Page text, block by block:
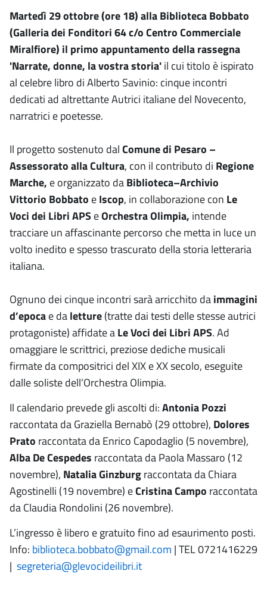
Martedì 29 ottobre (ore 18) alla Biblioteca Bobbato
(Galleria dei Fonditori 64 c/o Centro Commerciale
Miralfiore) il primo appuntamento della rassegna
'Narrate, donne, la vostra storia'il cui titolo è ispirato
al celebre libro di Alberto Savinio: cinque incontri
dedicati ad altrettante Autrici italiane del Novecento,
narratrici e poetesse.
Il progetto sostenuto dalComune di Pesaro –
Assessorato alla Cultura, con il contributo di Regione
Marche, e organizzato daBiblioteca–Archivio
Vittorio Bobbato eIscop, in collaborazione con Le
Voci dei Libri APS eOrchestra Olimpia, intende
tracciare un affascinante percorso che metta in luce un
volto inedito e spesso trascurato della storia letteraria
italiana.
Ognuno dei cinque incontri sarà arricchito daimmagini
d’epocae daletture(tratte dai testi delle stesse autrici
protagoniste) affidate aLe Voci dei Libri APS. Ad
omaggiare le scrittrici, preziose dediche musicali
firmate da compositrici del XIX e XX secolo, eseguite
dalle soliste dell’Orchestra Olimpia.
Il calendario prevede gli ascolti di:Antonia Pozzi
raccontata da Graziella Bernabò (29 ottobre), Dolores
Prato raccontata da Enrico Capodaglio (5 novembre),
Alba De Cespedes raccontata da Paola Massaro (12
novembre), Natalia Ginzburgraccontata da Chiara
Agostinelli (19 novembre) eCristina Campo raccontata
da Claudia Rondolini (26 novembre).
L’ingresso è libero e gratuito fino ad esaurimento posti.
Info: biblioteca.bobbato@gmail.com | TEL 0721416229
| segreteria@glevocideilibri.it